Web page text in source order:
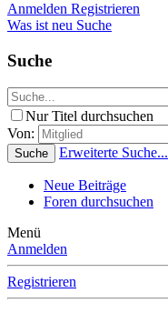
Anmelden Registrieren
Was ist neu Suche
Suche
Nur Titel durchsuchen
Von:
Suche Erweiterte Suche...
Neue Beiträge
Foren durchsuchen
Menü
Anmelden
Registrieren